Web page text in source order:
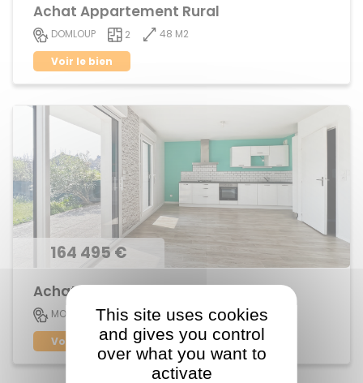
Achat Appartement Rural
DOMLOUP 2
48 M2
Voir le bien
164 495 €
Achat Appartement Centre
MORDELLES 2
45 M2
Voir le bien
This site uses cookies
and gives you control
over what you want to
activate